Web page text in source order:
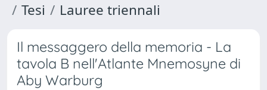
Tesi
Lauree triennali
Il messaggero della memoria - La
tavola B nell'Atlante Mnemosyne di
Aby Warburg